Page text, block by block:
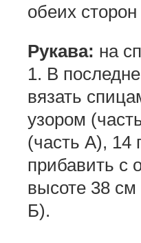
обеих
Рукава: на
1. В
вязать
узором
(часть А), 14
прибавить с
высоте 38
Б).